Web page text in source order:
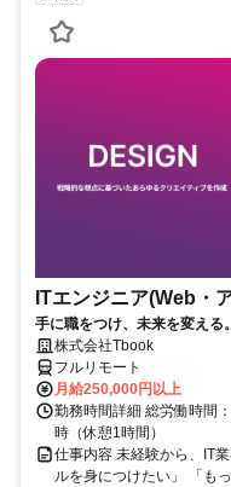
ITエンジニア(Web・
手に職をつけ、未来を変える。
株式会社Tbook
フルリモート
月給250,000円以上
勤務時間詳細 総労働時間
時（休憩1時間）
仕事内容 未経験から、IT
ルを身につけたい」 「も